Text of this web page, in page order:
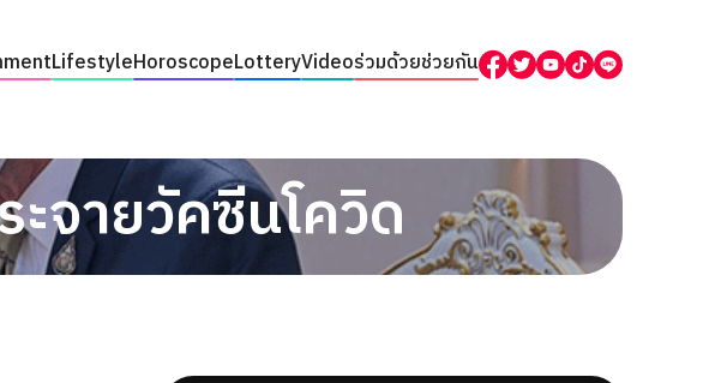
LifestyleHoroscopeLotteryVideoร่วมด้วยช่วยกัน
จายวัคซีนโควิด